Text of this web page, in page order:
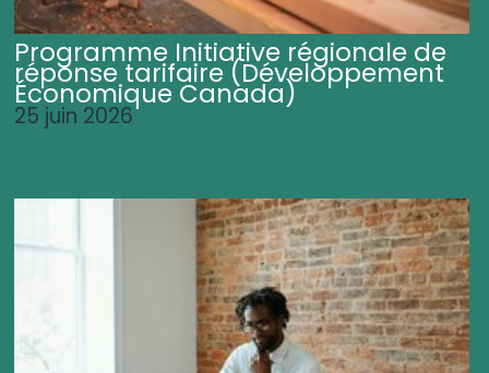
Programme Initiative régionale de
réponse tarifaire (Développement
Économique Canada)
25 juin 2026